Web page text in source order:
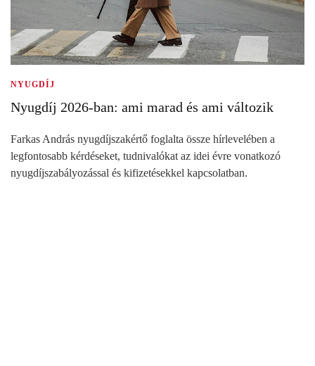
NYUGDÍJ
Nyugdíj 2026-ban: ami marad és ami változik
Farkas András nyugdíjszakértő foglalta össze hírlevelében a
legfontosabb kérdéseket, tudnivalókat az idei évre vonatkozó
nyugdíjszabályozással és kifizetésekkel kapcsolatban.